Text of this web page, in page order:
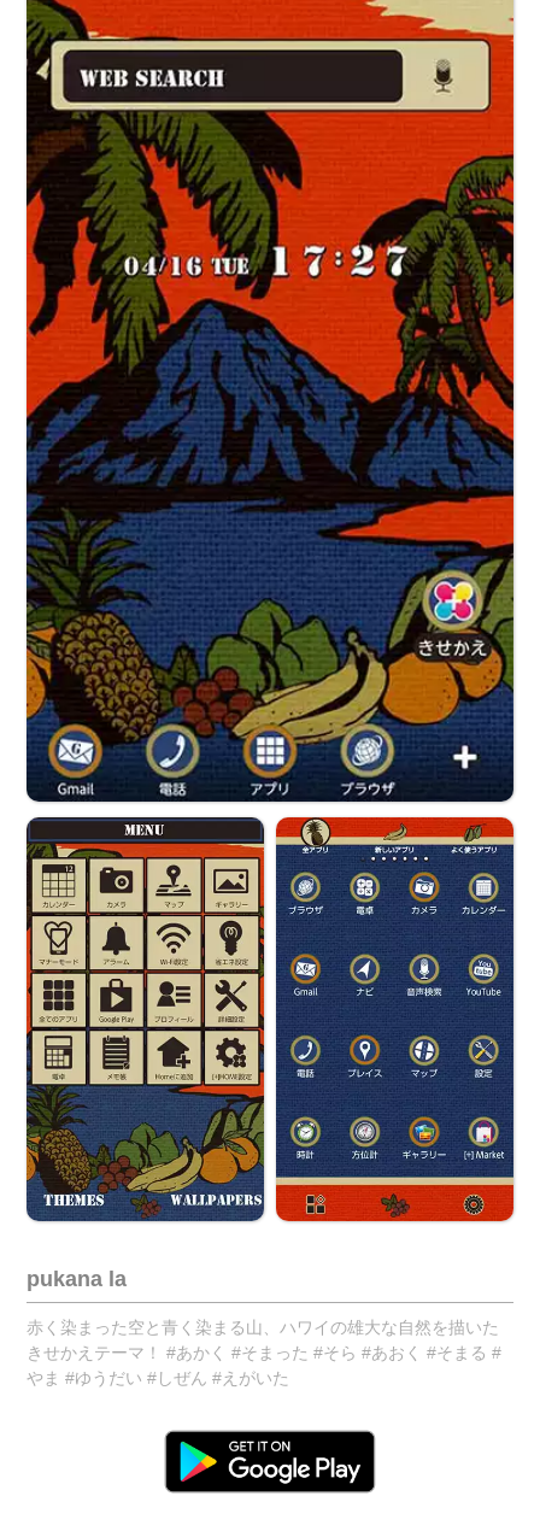
pukana la
赤く染まった空と青く染まる山、ハワイの雄大な自然を描いた
きせかえテーマ！ #あかく #そまった #そら #あおく #そまる #
やま #ゆうだい #しぜん #えがいた